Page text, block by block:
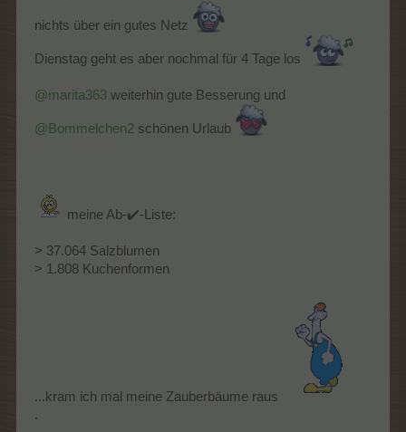
nichts über ein gutes Netz
Dienstag geht es aber nochmal für 4 Tage los
@marita363 weiterhin gute Besserung und
@Bommelchen2 schönen Urlaub
meine Ab-✔️-Liste:
> 37.064 Salzblumen
> 1.808 Kuchenformen
...kram ich mal meine Zauberbäume raus
.